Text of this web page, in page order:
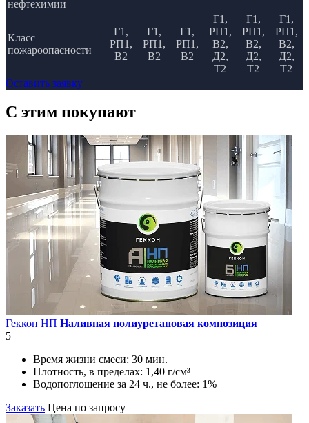
нефтехимии
Класс
пожароопасности
Г1,
РП1,
В2
Г1,
РП1,
В2
Г1,
РП1,
В2
Г1,
РП1,
В2,
Д2,
Т2
Г1,
РП1,
В2,
Д2,
Т2
Г1,
РП1,
В2,
Д2,
Т2
Оставить заявку
C этим покупают
Геккон НП Наливная полиуретановая композиция
5
Время жизни смеси: 30 мин.
Плотность, в пределах: 1,40 г/см³
Водопоглощение за 24 ч., не более: 1%
Заказать Цена по запросу